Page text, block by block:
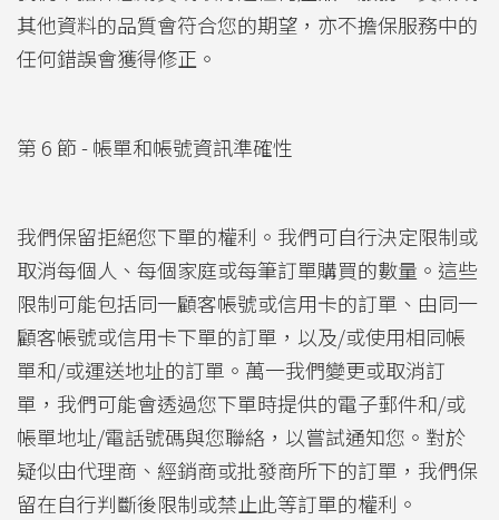
其他資料的品質會符合您的期望，亦不擔保服務中的
任何錯誤會獲得修正。
第 6 節 - 帳單和帳號資訊準確性
我們保留拒絕您下單的權利。我們可自行決定限制或
取消每個人、每個家庭或每筆訂單購買的數量。這些
限制可能包括同一顧客帳號或信用卡的訂單、由同一
顧客帳號或信用卡下單的訂單，以及/或使用相同帳
單和/或運送地址的訂單。萬一我們變更或取消訂
單，我們可能會透過您下單時提供的電子郵件和/或
帳單地址/電話號碼與您聯絡，以嘗試通知您。對於
疑似由代理商、經銷商或批發商所下的訂單，我們保
留在自行判斷後限制或禁止此等訂單的權利。